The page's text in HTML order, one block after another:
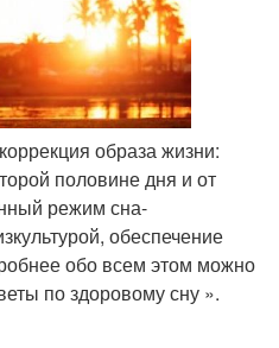
образа жизни:
половине дня и от
режим сна-
обеспечение
обо всем этом можно
по здоровому сну ».